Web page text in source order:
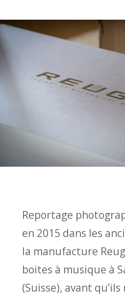
Reportage
en 2015 dans les
la manufacture
boites à musique à
(Suisse), avant qu’ils